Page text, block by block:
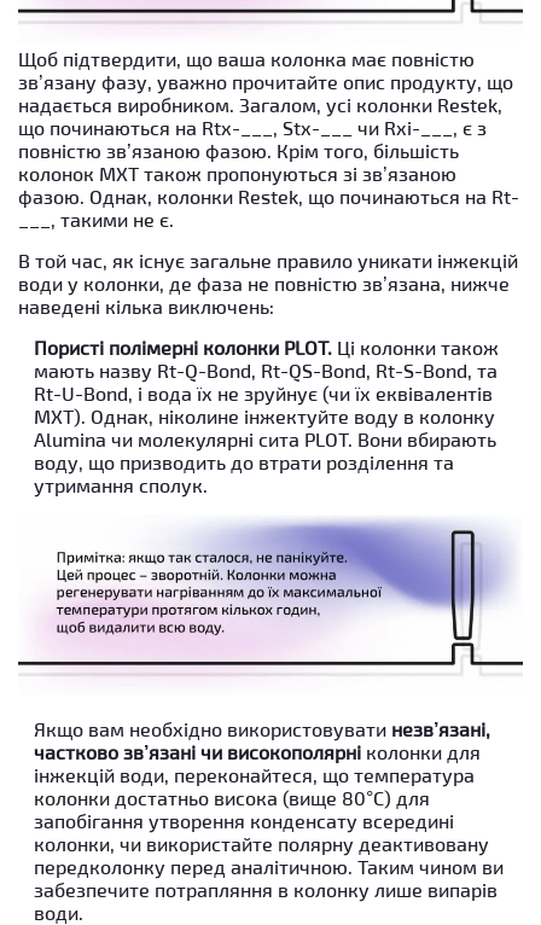
Щоб підтвердити, що ваша колонка має повністю
зв’язану фазу, уважно прочитайте опис продукту, що
надається виробником. Загалом, усі колонки Restek,
що починаються на Rtx-___, Stx-___ чи Rxi-___, є з
повністю зв’язаною фазою. Крім того, більшість
колонок MXT також пропонуються зі зв’язаною
фазою. Однак, колонки Restek, що починаються на Rt-
___, такими не є.
В той час, як існує загальне правило уникати інжекцій
води у колонки, де фаза не повністю зв’язана, нижче
наведені кілька виключень:
Пористі полімерні колонки PLOT. Ці колонки також
мають назву Rt-Q-Bond, Rt-QS-Bond, Rt-S-Bond, та
Rt-U-Bond, і вода їх не зруйнує (чи їх еквівалентів
MXT). Однак, ніколине інжектуйте воду в колонку
Alumina чи молекулярні сита PLOT. Вони вбирають
воду, що призводить до втрати розділення та
утримання сполук.
Якщо вам необхідно використовувати незв’язані,
частково зв’язані чи високополярні колонки для
інжекцій води, переконайтеся, що температура
колонки достатньо висока (вище 80°C) для
запобігання утворення конденсату всередині
колонки, чи використайте полярну деактивовану
передколонку перед аналітичною. Таким чином ви
забезпечите потрапляння в колонку лише випарів
води.